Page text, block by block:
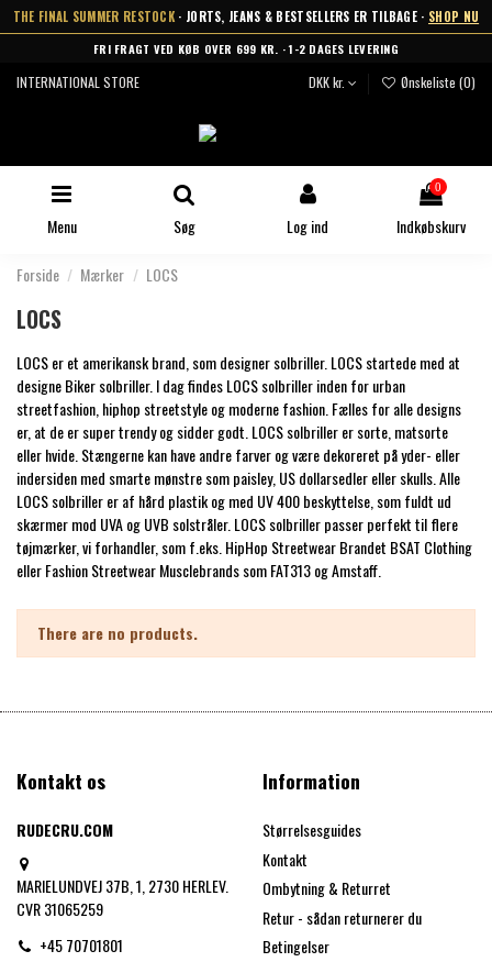
THE FINAL SUMMER RESTOCK · JORTS, JEANS & BESTSELLERS ER TILBAGE · SHOP NU
FRI FRAGT VED KØB OVER 699 KR. · 1-2 DAGES LEVERING
INTERNATIONAL STORE DKK kr. Ønskeliste (0)
Menu Søg Log ind
0
Indkøbskurv
Forside Mærker LOCS
LOCS
LOCS er et amerikansk brand, som designer solbriller. LOCS startede med at
designe Biker solbriller. I dag findes LOCS solbriller inden for urban
streetfashion, hiphop streetstyle og moderne fashion. Fælles for alle designs
er, at de er super trendy og sidder godt. LOCS solbriller er sorte, matsorte
eller hvide. Stængerne kan have andre farver og være dekoreret på yder- eller
indersiden med smarte mønstre som paisley, US dollarsedler eller skulls. Alle
LOCS solbriller er af hård plastik og med UV 400 beskyttelse, som fuldt ud
skærmer mod UVA og UVB solstråler. LOCS solbriller passer perfekt til flere
tøjmærker, vi forhandler, som f.eks. HipHop Streetwear Brandet BSAT Clothing
eller Fashion Streetwear Musclebrands som FAT313 og Amstaff.
There are no products.
Kontakt os
RUDECRU.COM
MARIELUNDVEJ 37B, 1, 2730 HERLEV.
CVR 31065259
+45 70701801
Information
Størrelsesguides
Kontakt
Ombytning & Returret
Retur - sådan returnerer du
Betingelser